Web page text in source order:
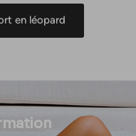
en léopard